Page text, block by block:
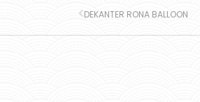
DEKANTER RONA BALLOON